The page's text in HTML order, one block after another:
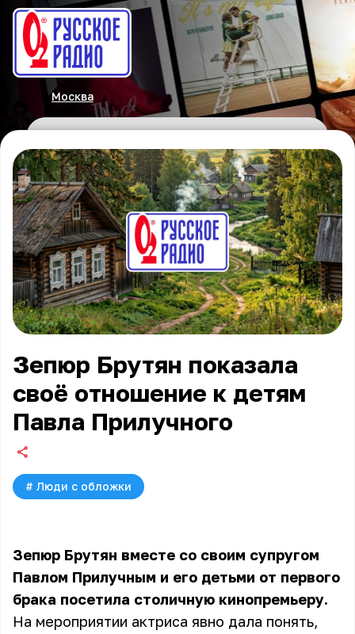
Москва
Зепюр Брутян показала
своё отношение к детям
Павла Прилучного
# Люди с обложки
Зепюр Брутян вместе со своим супругом
Павлом Прилучным и его детьми от первого
брака посетила столичную кинопремьеру.
На мероприятии актриса явно дала понять,